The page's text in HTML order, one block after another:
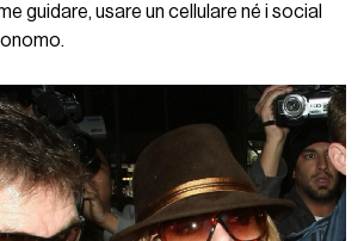
guidare, usare un cellulare né i social